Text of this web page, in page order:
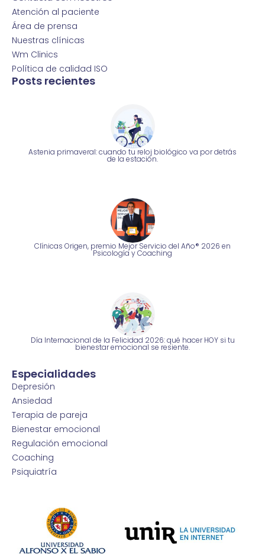
Atención al paciente
Área de prensa
Nuestras clínicas
Wm Clinics
Política de calidad ISO
Posts recientes
Astenia primaveral: cuando tu reloj biológico va por detrás
de la estación.
Clínicas Origen, premio Mejor Servicio del Año® 2026 en
Psicología y Coaching
Día Internacional de la Felicidad 2026: qué hacer HOY si tu
bienestar emocional se resiente.
Especialidades
Depresión
Ansiedad
Terapia de pareja
Bienestar emocional
Regulación emocional
Coaching
Psiquiatría